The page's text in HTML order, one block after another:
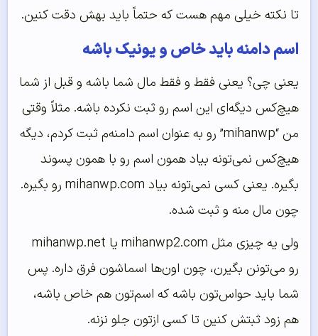
تا نکته خیلی مهم هست که حتماً باید بهش دقت کنین.
اسم دامنه باید خاص و یونیک باشه
یعنی چی؟ یعنی فقط و فقط مال شما باشه و قبل از شما
هیچ‌کس دیگه‌ای این اسم رو ثبت نکرده باشه. مثلاً وقتی
من “mihanwp” رو به عنوان اسم دامنه‌م ثبت کردم، دیگه
هیچ‌کس نمی‌تونه بیاد همون اسم رو با همون پسوند
بگیره. یعنی کسی نمی‌تونه بیاد mihanwp.com رو بگیره.
چون مال منه و ثبت شده.
ولی یه چیزی مثل mihanwp2.com یا mihanwp.net
رو می‌تونن بگیرن، چون اون‌ها اسماشون فرق داره. پس
شما باید حواس‌تون باشه که اسم‌تون هم خاص باشه،
هم زود ثبتش کنین تا کسی ازتون جلو نزنه.